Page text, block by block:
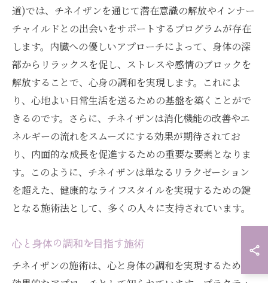
道)では、チネイザンを通じて潜在意識の解放やインナー
チャイルドとの出会いをサポートするプログラムが存在
します。内臓への優しいアプローチによって、身体の深
部からリラックスを促し、ストレスや感情のブロックを
解放することで、心身の調和を実現します。これによ
り、心地よい日常生活を送るための基盤を築くことがで
きるのです。さらに、チネイザンは消化機能の改善やエ
ネルギーの流れをスムーズにする効果が期待されてお
り、内面的な成長を促進するための重要な要素となりま
す。このように、チネイザンは単なるリラクゼーション
を超えた、健康的なライフスタイルを実現するための鍵
となる施術法として、多くの人々に支持されています。
心と身体の調和を目指す施術
チネイザンの施術は、心と身体の調和を実現するための